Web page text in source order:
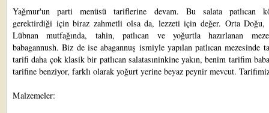
Yağmur'un parti menüsü tariflerine devam. Bu salata patlıcan
gerektirdiği için biraz zahmetli olsa da, lezzeti için değer. Orta Doğu,
Lübnan mutfağında, tahin, patlıcan ve yoğurtla hazırlanan
babagannush. Biz de ise abagannuş ismiyle yapılan patlıcan mezesinde
tarifi daha çok klasik bir patlıcan salatasıninkine yakın, benim tarifim
tarifine benziyor, farklı olarak yoğurt yerine beyaz peynir mevcut.
Malzemeler: